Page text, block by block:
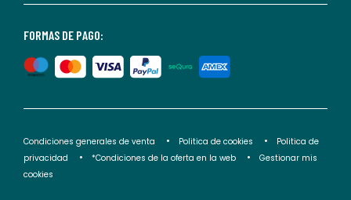
nuestra
de
privacidad</2>.
FORMAS DE PAGO:
Condiciones generales de venta Politica de cookies
Politica de
privacidad
*Condiciones de la oferta en la web
Gestionar mis
cookies